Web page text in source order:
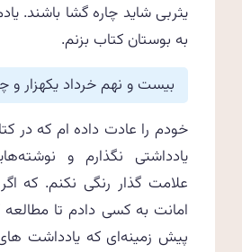
یثربی شاید چاره گشا باشند.
به بوستان کتاب بزنم.
بیست و نهم خرداد یکهزار و
خودم را عادت داده ام که در
یادداشتی نگذارم و
علامت گذار رنگی نکنم. که
امانت به کسی دادم تا مطالعه
پیش زمینه‌ای که یادداشت